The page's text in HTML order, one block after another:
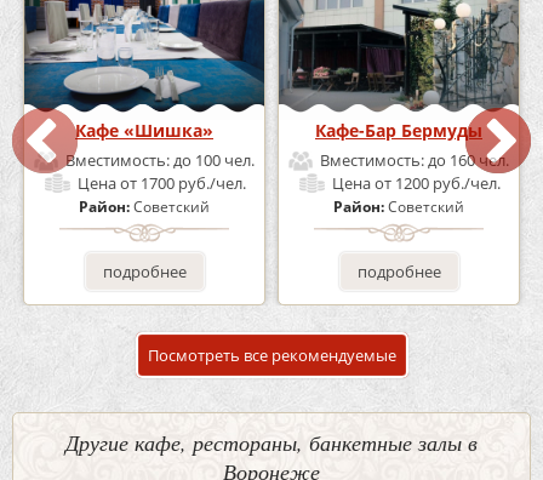
Кафе «Шишка»
Вместимость:до 100 чел.
Ценаот 1700 руб./чел.
Район:Советский
подробнее
Кафе-Бар Бермуды
Вместимость:до 160 чел.
Ценаот 1200 руб./чел.
Район:Советский
подробнее
Посмотреть все рекомендуемые
Другие кафе, рестораны, банкетные залы в
Воронеже